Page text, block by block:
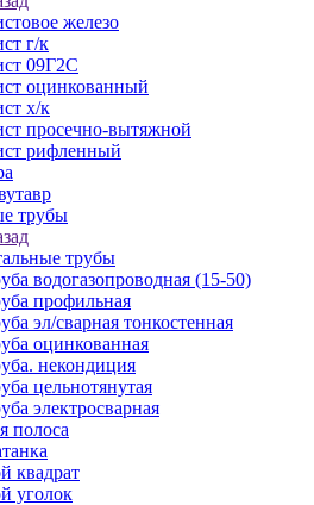
железо
г/к
09Г2С
оцинкованный
х/к
просечно-вытяжной
рифленный
трубы
трубы
водогазопроводная (15-50)
профильная
эл/сварная тонкостенная
оцинкованная
некондиция
цельнотянутая
электросварная
полоса
квадрат
уголок